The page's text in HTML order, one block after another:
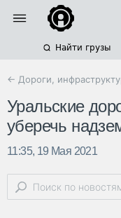
Найти грузы
← Дороги,
Уральские
уберечь
11:35, 19 Мая 2021